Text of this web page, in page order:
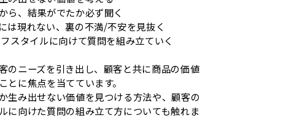
、結果がでたか必ず聞く
現れない、裏の不満/不安を見抜く
タイルに向けて質問を組み立ていく
のニーズを引き出し、顧客と共に商品の価値
とに焦点を当てています。
生み出せない価値を見つける方法や、顧客の
に向けた質問の組み立て方についても触れま